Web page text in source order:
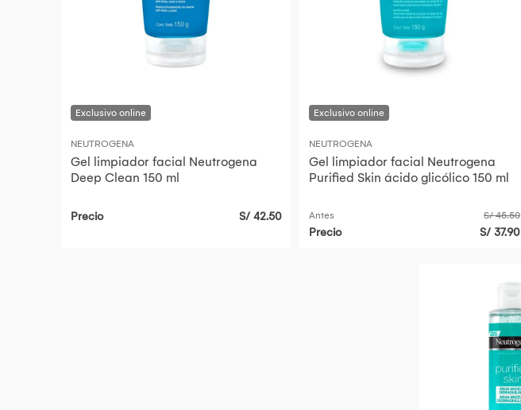
NEUTROGENA
Gel limpiador facial Neutrogena
Deep Clean 150 ml
Precio S/ 42.50
NEUTROGENA
Gel limpiador facial Neutrogena
Purified Skin ácido glicólico 150 ml
Antes S/ 45.50
Precio S/ 37.90